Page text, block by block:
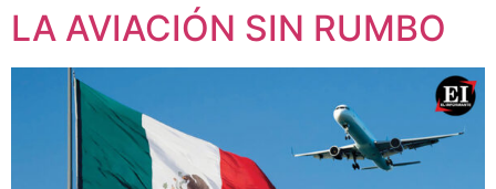
LA AVIACIÓN SIN RUMBO